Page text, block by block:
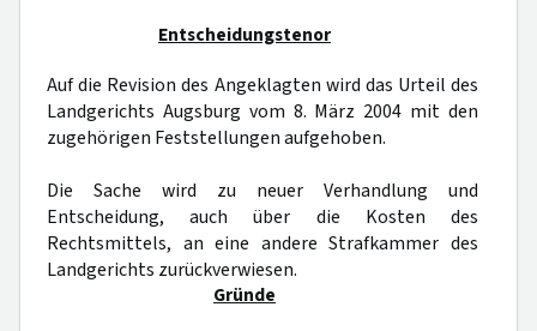
Entscheidungstenor
Auf die Revision des Angeklagten wird das Urteil des
Landgerichts Augsburg vom 8. März 2004 mit den
zugehörigen Feststellungen aufgehoben.
Die Sache wird zu neuer Verhandlung und
Entscheidung, auch über die Kosten des
Rechtsmittels, an eine andere Strafkammer des
Landgerichts zurückverwiesen.
Gründe